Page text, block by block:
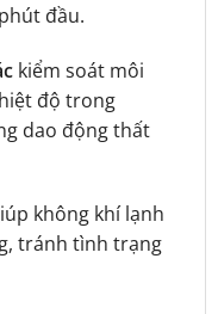
đầu.
kiểm soát môi
độ trong
dao động thất
không khí lạnh
tránh tình trạng